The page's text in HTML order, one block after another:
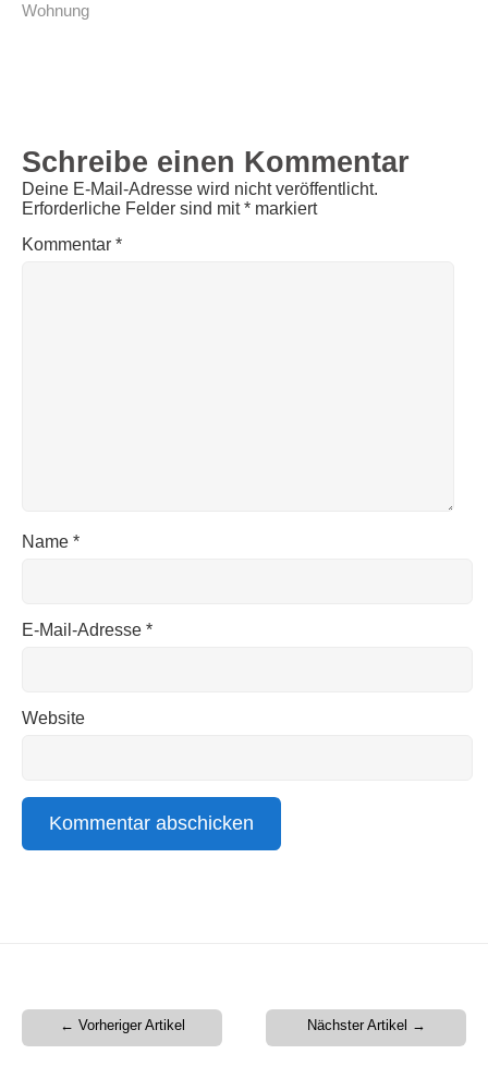
Wohnung
Schreibe einen Kommentar
Deine E-Mail-Adresse wird nicht veröffentlicht.
Erforderliche Felder sind mit* markiert
Kommentar *
Name *
E-Mail-Adresse *
Website
Nächster Artikel →
← Vorheriger Artikel